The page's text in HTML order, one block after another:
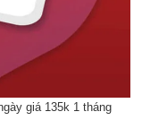
giá 135k 1 tháng